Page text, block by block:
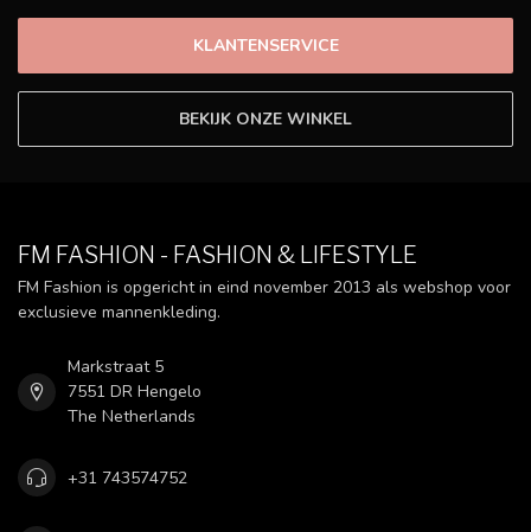
KLANTENSERVICE
BEKIJK ONZE WINKEL
FM FASHION - FASHION & LIFESTYLE
FM Fashion is opgericht in eind november 2013 als webshop voor
exclusieve mannenkleding.
Markstraat 5
7551 DR Hengelo
The Netherlands
+31 743574752